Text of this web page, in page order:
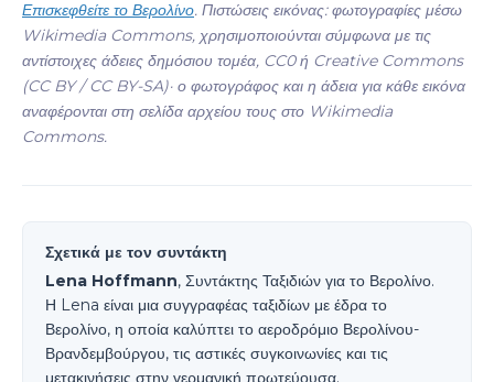
Επισκεφθείτε το Βερολίνο. Πιστώσεις εικόνας: φωτογραφίες μέσω
Wikimedia Commons, χρησιμοποιούνται σύμφωνα με τις
αντίστοιχες άδειες δημόσιου τομέα, CC0 ή Creative Commons
(CC BY / CC BY-SA)· ο φωτογράφος και η άδεια για κάθε εικόνα
αναφέρονται στη σελίδα αρχείου τους στο Wikimedia
Commons.
Σχετικά με τον συντάκτη
Lena Hoffmann, Συντάκτης Ταξιδιών για το Βερολίνο.
Η Lena είναι μια συγγραφέας ταξιδίων με έδρα το
Βερολίνο, η οποία καλύπτει το αεροδρόμιο Βερολίνου-
Βρανδεμβούργου, τις αστικές συγκοινωνίες και τις
μετακινήσεις στην γερμανική πρωτεύουσα.